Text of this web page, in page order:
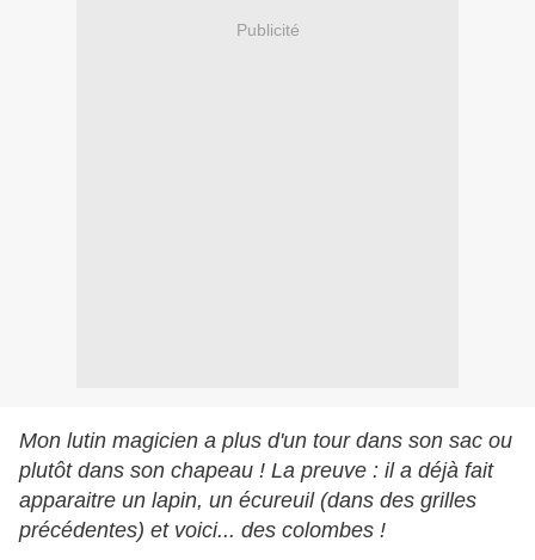
Publicité
Mon lutin magicien a plus d'un tour dans son sac ou
plutôt dans son chapeau ! La preuve : il a déjà fait
apparaitre un lapin, un écureuil (dans des grilles
précédentes) et voici... des colombes !